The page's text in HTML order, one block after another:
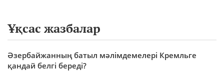
Ұқсас жазбалар
Әзербайжанның батыл мәлімдемелері Кремльге
қандай белгі береді?